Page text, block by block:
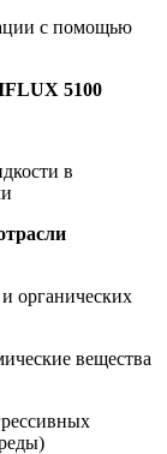
с помощью
5100
в
органических
вещества